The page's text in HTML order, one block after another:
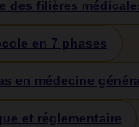
des filières
en 7 phases
en médecine
et réglementaire